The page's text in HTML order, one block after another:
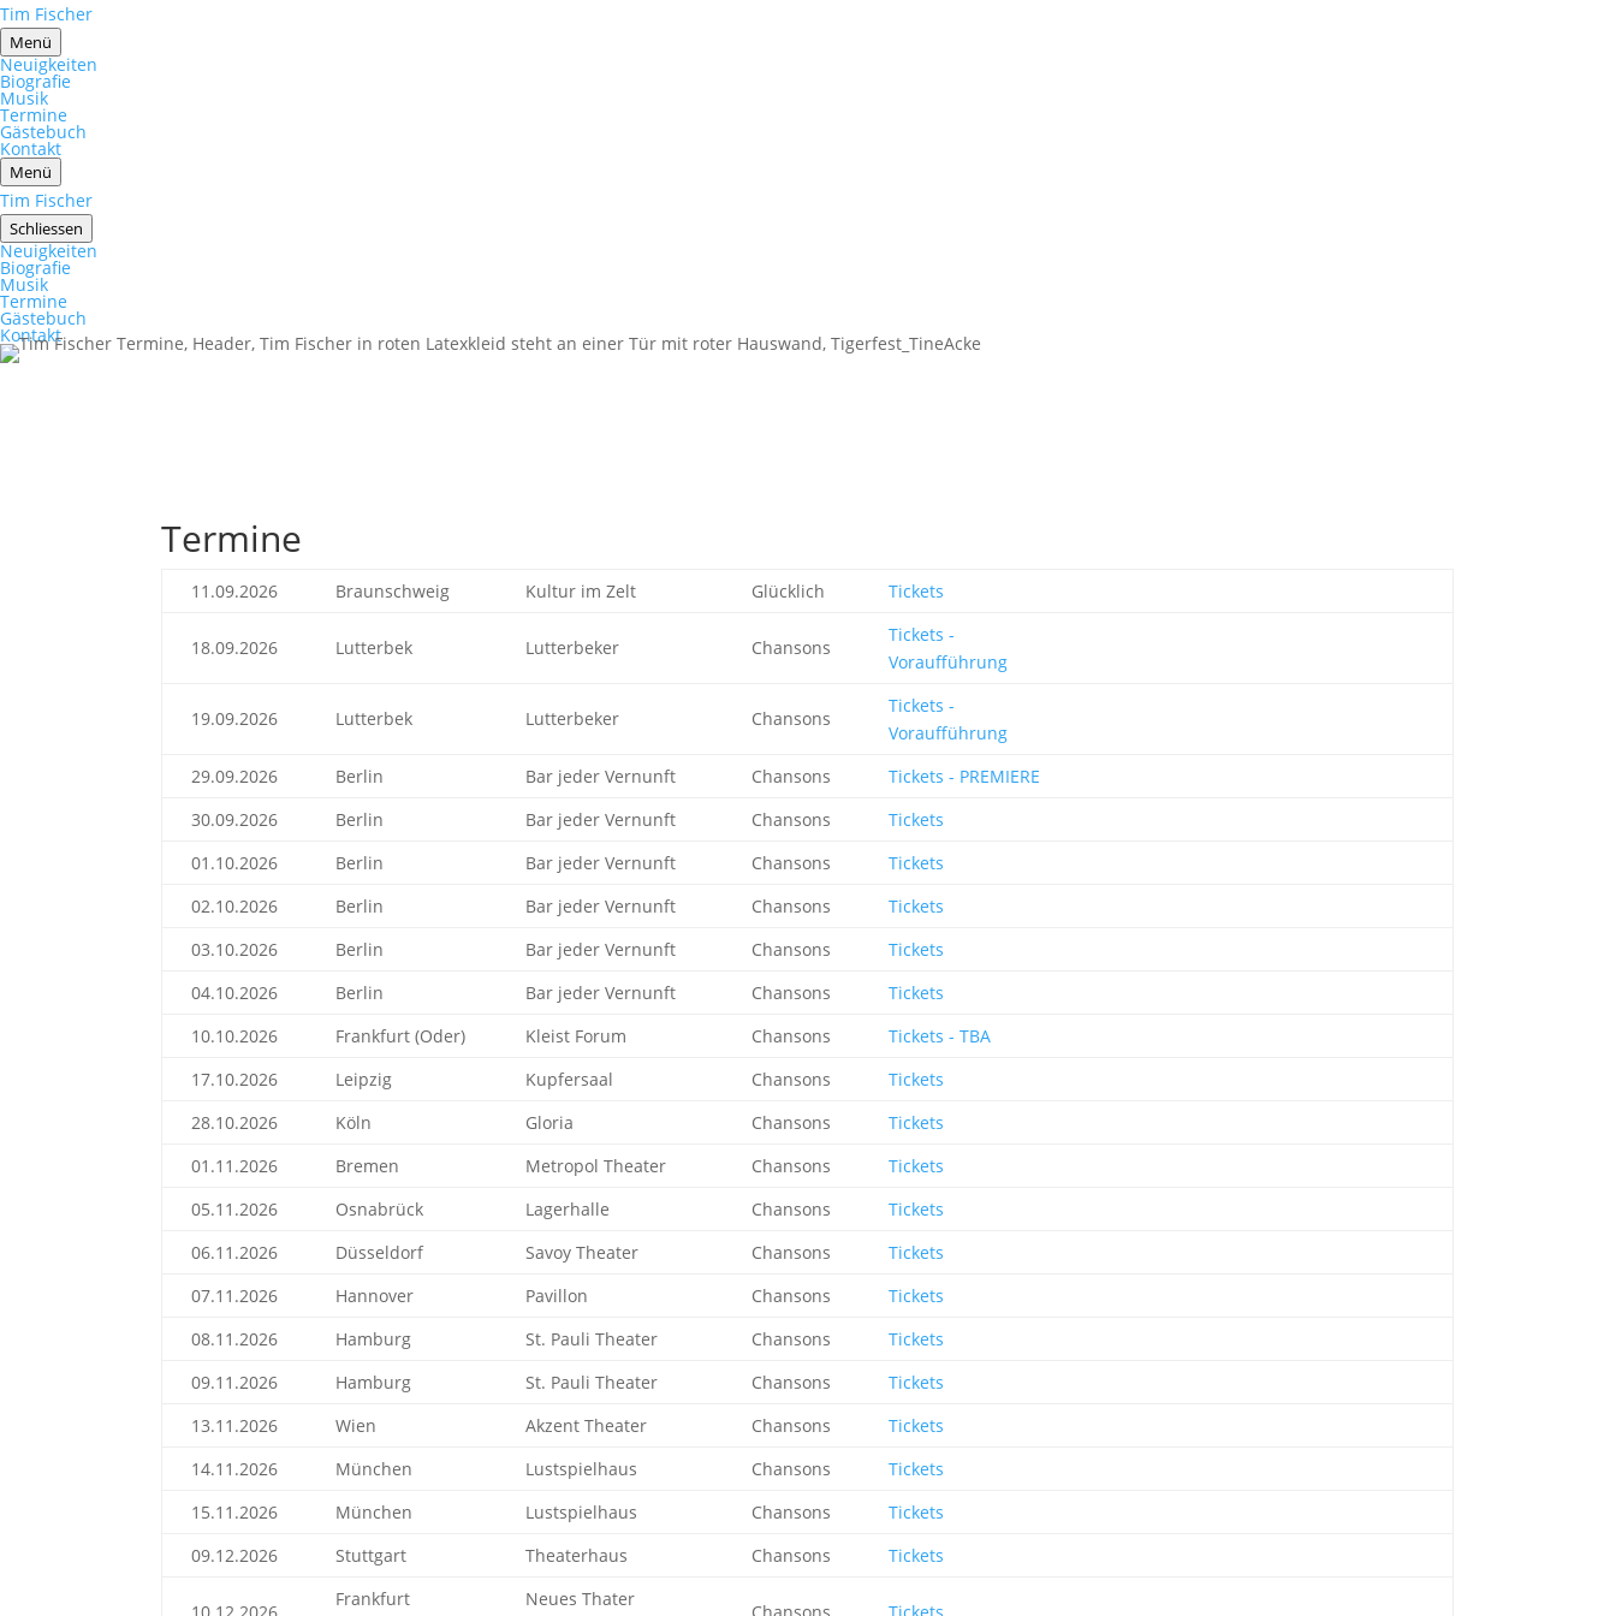
Tim Fischer
Menü
Neuigkeiten
Biografie
Musik
Termine
Gästebuch
Kontakt
Menü
Tim Fischer
Schliessen
Neuigkeiten
Biografie
Musik
Termine
Gästebuch
Kontakt
Termine
11.09.2026 Braunschweig Kultur im Zelt Glücklich Tickets
18.09.2026 Lutterbek Lutterbeker Chansons
Tickets -
Voraufführung
19.09.2026 Lutterbek Lutterbeker Chansons
Tickets -
Voraufführung
29.09.2026
Berlin Bar jeder Vernunft Chansons
Tickets - PREMIERE
30.09.2026
Berlin Bar jeder Vernunft Chansons
Tickets
01.10.2026
Berlin Bar jeder Vernunft Chansons
Tickets
02.10.2026
Berlin Bar jeder Vernunft Chansons
Tickets
03.10.2026
Berlin Bar jeder Vernunft Chansons
Tickets
04.10.2026
Berlin Bar jeder Vernunft Chansons
Tickets
10.10.2026
Frankfurt (Oder) Kleist Forum Chansons
Tickets - TBA
17.10.2026
Leipzig Kupfersaal Chansons
Tickets
28.10.2026
Köln Gloria Chansons
Tickets
01.11.2026
Bremen Metropol Theater Chansons
Tickets
05.11.2026
Osnabrück Lagerhalle Chansons
Tickets
06.11.2026
Düsseldorf Savoy Theater Chansons
Tickets
07.11.2026
Hannover Pavillon Chansons
Tickets
08.11.2026
Hamburg St. Pauli Theater Chansons
Tickets
09.11.2026
Hamburg St. Pauli Theater Chansons
Tickets
13.11.2026
Wien Akzent Theater Chansons
Tickets
14.11.2026
München Lustspielhaus Chansons
Tickets
15.11.2026
München Lustspielhaus Chansons
Tickets
09.12.2026
Stuttgart Theaterhaus Chansons Tickets
10.12.2026
Frankfurt
Neues Thater
Chansons Tickets